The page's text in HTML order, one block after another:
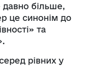
більше,
це синонім до
та
рівних у